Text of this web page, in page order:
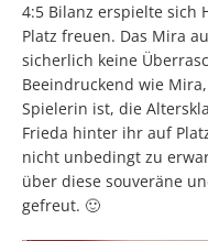
4:5 Bilanz erspielte sich
Platz freuen. Das Mira
sicherlich keine
Beeindruckend wie
Spielerin ist, die
Frieda hinter ihr auf
nicht unbedingt zu
über diese souveräne
gefreut. 🙂